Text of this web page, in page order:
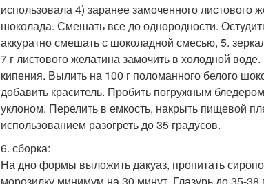
использовала 4) заранее замоченного
шоколада. Смешать все до однородности.
аккуратно смешать с шоколадной смесью, 5.
7 г листового желатина замочить в холодной
кипения. Вылить на 100 г поломанного белого
добавить краситель. Пробить погружным
уклоном. Перелить в емкость, накрыть пищевой
использованием разогреть до 35 градусов.
6. сборка:
На дно формы выложить дакуаз, пропитать